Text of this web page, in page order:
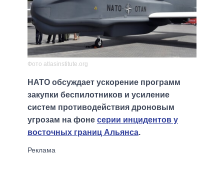
Фото atlasinstitute.org
НАТО обсуждает ускорение программ
закупки беспилотников и усиление
систем противодействия дроновым
угрозам на фоне серии инцидентов у
восточных границ Альянса.